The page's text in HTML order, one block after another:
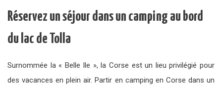
Réservez un séjour dans un camping au bord
du lac de Tolla
Surnommée la « Belle Ile », la Corse est un lieu privilégié pour
des vacances en plein air. Partir en camping en Corse dans un